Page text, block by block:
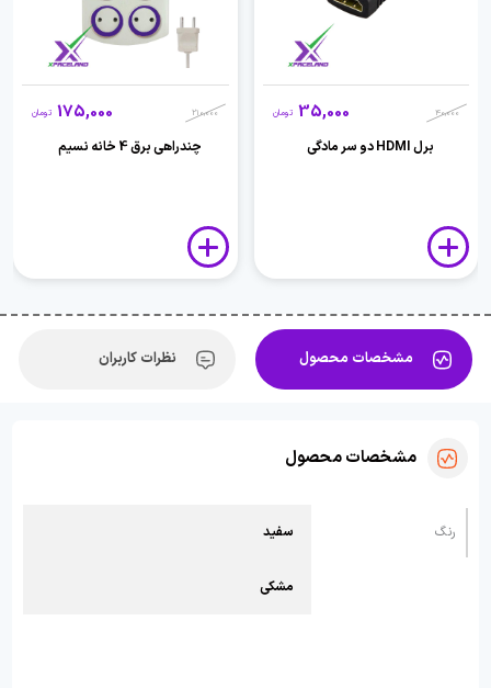
40,000
35,000 تومان
برل HDMI دو سر مادگی
210,000
175,000 تومان
چندراهی برق 4 خانه نسیم
مشخصات محصول نظرات کاربران
مشخصات محصول
رنگ سفید
مشکی